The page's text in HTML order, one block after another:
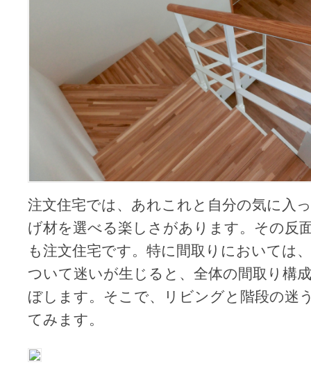
設
計・
間
取
り]
は
注文住宅では、あれこれと自分の気に入
げ材を選べる楽しさがあります。その反
も注文住宅です。特に間取りにおいては
ついて迷いが生じると、全体の間取り構
ぼします。そこで、リビングと階段の迷
てみます。